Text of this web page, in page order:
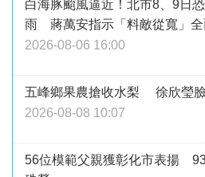
白海豚颱風逼近！北市8、9日
雨 蔣萬安指示「料敵從寬」全
2026-08-06 16:00
五峰鄉果農搶收水梨 徐欣瑩
2026-08-08 10:07
56位模範父親獲彰化市表揚